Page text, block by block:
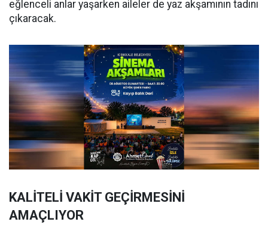
eğlenceli anlar yaşarken aileler de yaz akşamının tadını
çıkaracak.
KALİTELİ VAKİT GEÇİRMESİNİ
AMAÇLIYOR